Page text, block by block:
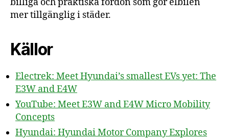
mer tillgänglig i städer.
Källor
Electrek: Meet Hyundai’s smallest EVs yet: The
E3W and E4W
YouTube: Meet E3W and E4W Micro Mobility
Concepts
Hyundai: Hyundai Motor Company Explores